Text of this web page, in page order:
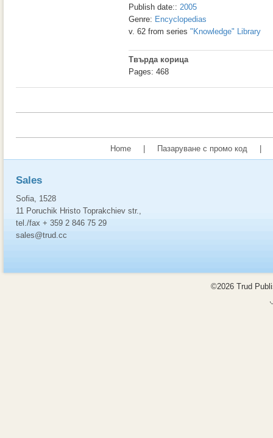
Publish date:: 2005
Genre: Encyclopedias
v. 62 from series "Knowledge" Library
Твърда корица
Pages: 468
Home Пазаруване с промо код
Sales
Sofia, 1528
11 Poruchik Hristo Toprakchiev str.,
tel./fax + 359 2 846 75 29
sales@trud.cc
©2026 Trud